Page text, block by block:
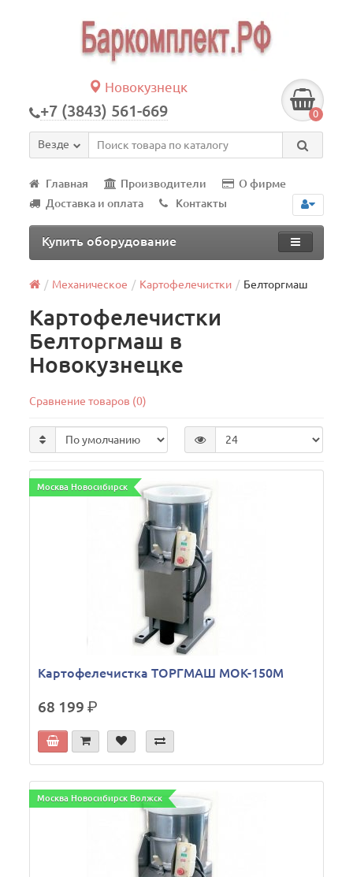
Новокузнецк
+7 (3843) 561-669 0
Везде
Главная Производители
О фирме
Доставка и оплата
Контакты
Купить оборудование
Механическое Картофелечистки Белторгмаш
Картофелечистки
Белторгмаш в
Новокузнецке
Сравнение товаров (0)
Москва Новосибирск
Картофелечистка ТОРГМАШ МОК-150М
68 199р.
Москва Новосибирск Волжск